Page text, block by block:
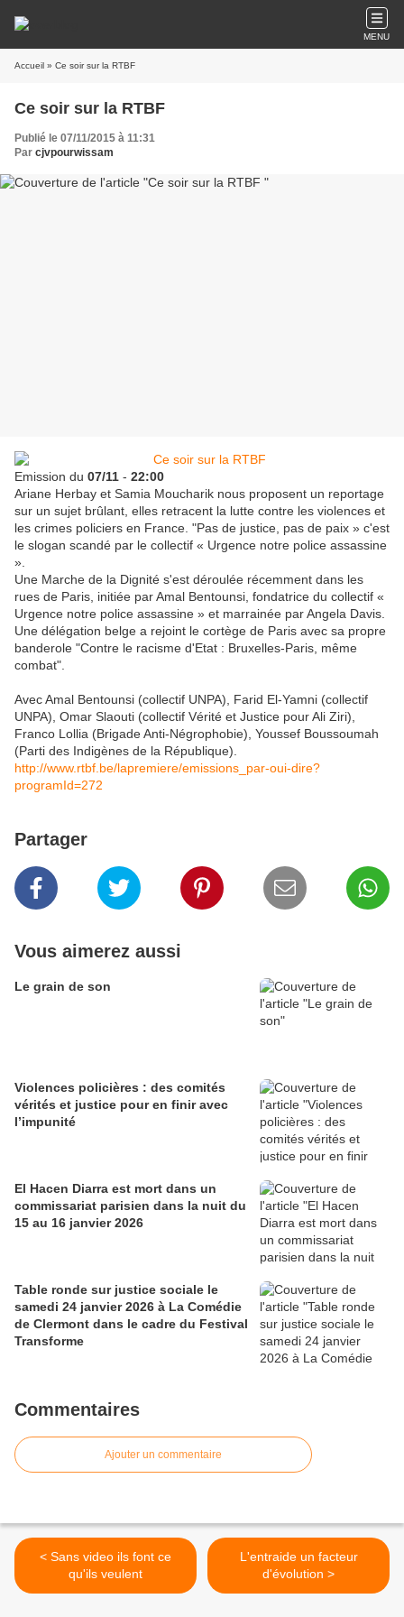
MENU
Accueil » Ce soir sur la RTBF
Ce soir sur la RTBF
Publié le 07/11/2015 à 11:31
Par cjvpourwissam
Emission du 07/11 - 22:00
Ariane Herbay et Samia Moucharik nous proposent un reportage
sur un sujet brûlant, elles retracent la lutte contre les violences et
les crimes policiers en France. "Pas de justice, pas de paix » c'est
le slogan scandé par le collectif « Urgence notre police assassine
».
Une Marche de la Dignité s'est déroulée récemment dans les
rues de Paris, initiée par Amal Bentounsi, fondatrice du collectif «
Urgence notre police assassine » et marrainée par Angela Davis.
Une délégation belge a rejoint le cortège de Paris avec sa propre
banderole "Contre le racisme d'Etat : Bruxelles-Paris, même
combat".
Avec Amal Bentounsi (collectif UNPA), Farid El-Yamni (collectif
UNPA), Omar Slaouti (collectif Vérité et Justice pour Ali Ziri),
Franco Lollia (Brigade Anti-Négrophobie), Youssef Boussoumah
(Parti des Indigènes de la République).
http://www.rtbf.be/lapremiere/emissions_par-oui-dire?
programId=272
Partager
Vous aimerez aussi
Le grain de son
Violences policières : des comités
vérités et justice pour en finir avec
l’impunité
El Hacen Diarra est mort dans un
commissariat parisien dans la nuit du
15 au 16 janvier 2026
Table ronde sur justice sociale le
samedi 24 janvier 2026 à La Comédie
de Clermont dans le cadre du Festival
Transforme
Commentaires
Ajouter un commentaire
< Sans video ils font ce
qu'ils veulent
L'entraide un facteur
d'évolution >